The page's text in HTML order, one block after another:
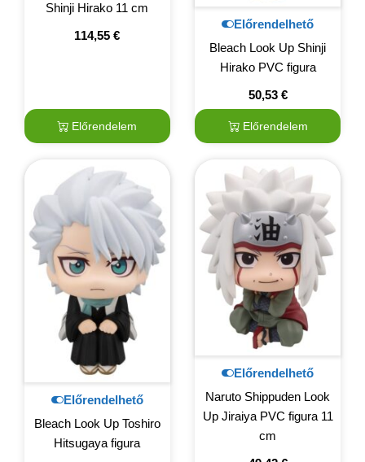
Shinji Hirako 11 cm
114,55€
Előrendelem
Előrendelhető
Bleach Look Up Shinji
Hirako PVC figura
50,53 €
Előrendelem
Előrendelhető
Bleach Look Up Toshiro
Hitsugaya figura
Előrendelhető
Naruto Shippuden Look
Up Jiraiya PVC figura 11
cm